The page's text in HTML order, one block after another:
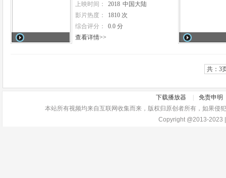
上映时间：
2018 中国大陆
影片热度：
1810 次
综合评分：
0.0 分
查看详情>>
共：3
下载播放器
免责申明
本站所有视频均来自互联网收集而来，版权归原创者所有，如果
Copyright @2013-2023